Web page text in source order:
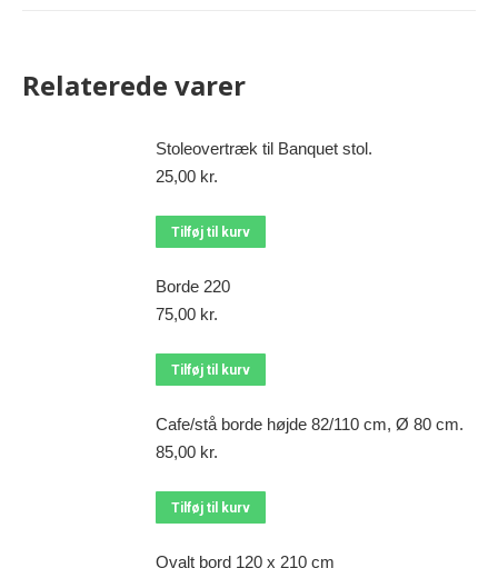
Relaterede varer
Stoleovertræk til Banquet stol.
25,00 kr.
Tilføj til kurv
Borde 220
75,00 kr.
Tilføj til kurv
Cafe/stå borde højde 82/110 cm, Ø 80 cm.
85,00 kr.
Tilføj til kurv
Ovalt bord 120 x 210 cm